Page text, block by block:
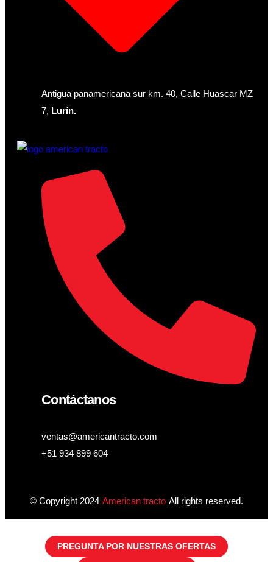
Antigua panamericana sur km. 40, Calle Huascar MZ
7, Lurín.
Contáctanos
ventas@americantracto.com
+51 934 899 604
© Copyright 2024 American tracto All rights reserved.
PREGUNTA POR NUESTRAS OFERTAS